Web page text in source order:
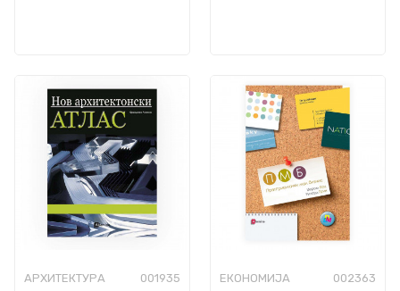
АРХИТЕКТУРА 001935 ЕКОНОМИЈА 002363